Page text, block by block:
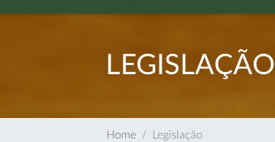
LEGISLAÇÃO
Home Legislação